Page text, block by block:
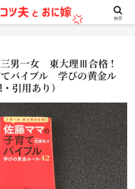
用しています。
三男一女 東大理Ⅲ合格！
バイブル 学びの黄金ル
引用あり）
検索